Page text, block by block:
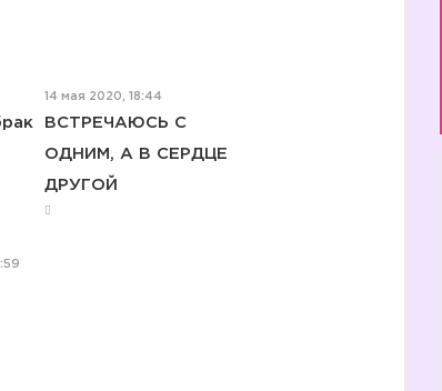
14 мая 2020, 18:44
ВСТРЕЧАЮСЬ С
ОДНИМ, А В СЕРДЦЕ
ДРУГОЙ